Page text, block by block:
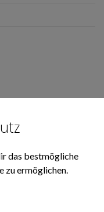
das bestmögliche
zu ermöglichen.